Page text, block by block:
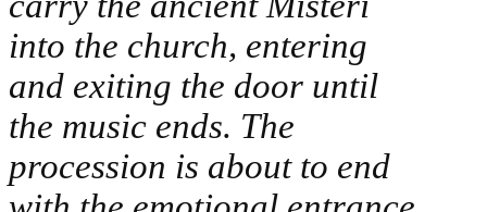
into the church, entering
and exiting the door until
the music ends. The
procession is about to end